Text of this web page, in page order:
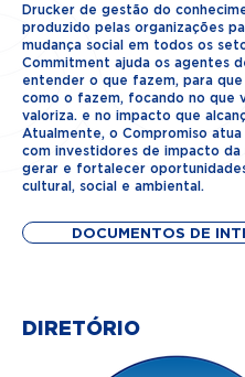
Drucker de gestão do
produzido pelas organizações
mudança social em todos os
Commitment ajuda os agentes
entender o que fazem, para
como o fazem, focando no que
valoriza. e no impacto que
Atualmente, o Compromiso
com investidores de impacto da
gerar e fortalecer
cultural, social e ambiental.
DOCUMENTOS DE
DIRETÓRIO